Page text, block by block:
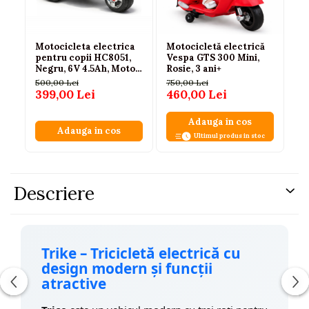
Motocicleta electrica
pentru copii HC8051,
Negru, 6V 4.5Ah, Motor
18W, Faruri LED,
Compartiment
depozitare, Mers
3+ ani , Certificare CE
500,00 Lei
399,00 Lei
Adauga in cos
Motocicletă electrică
Vespa GTS 300 Mini,
Rosie, 3 ani+
750,00 Lei
460,00 Lei
Adauga in cos
Ultimul produs in stoc
Descriere
Trike – Tricicletă electrică cu
design modern și funcții
atractive